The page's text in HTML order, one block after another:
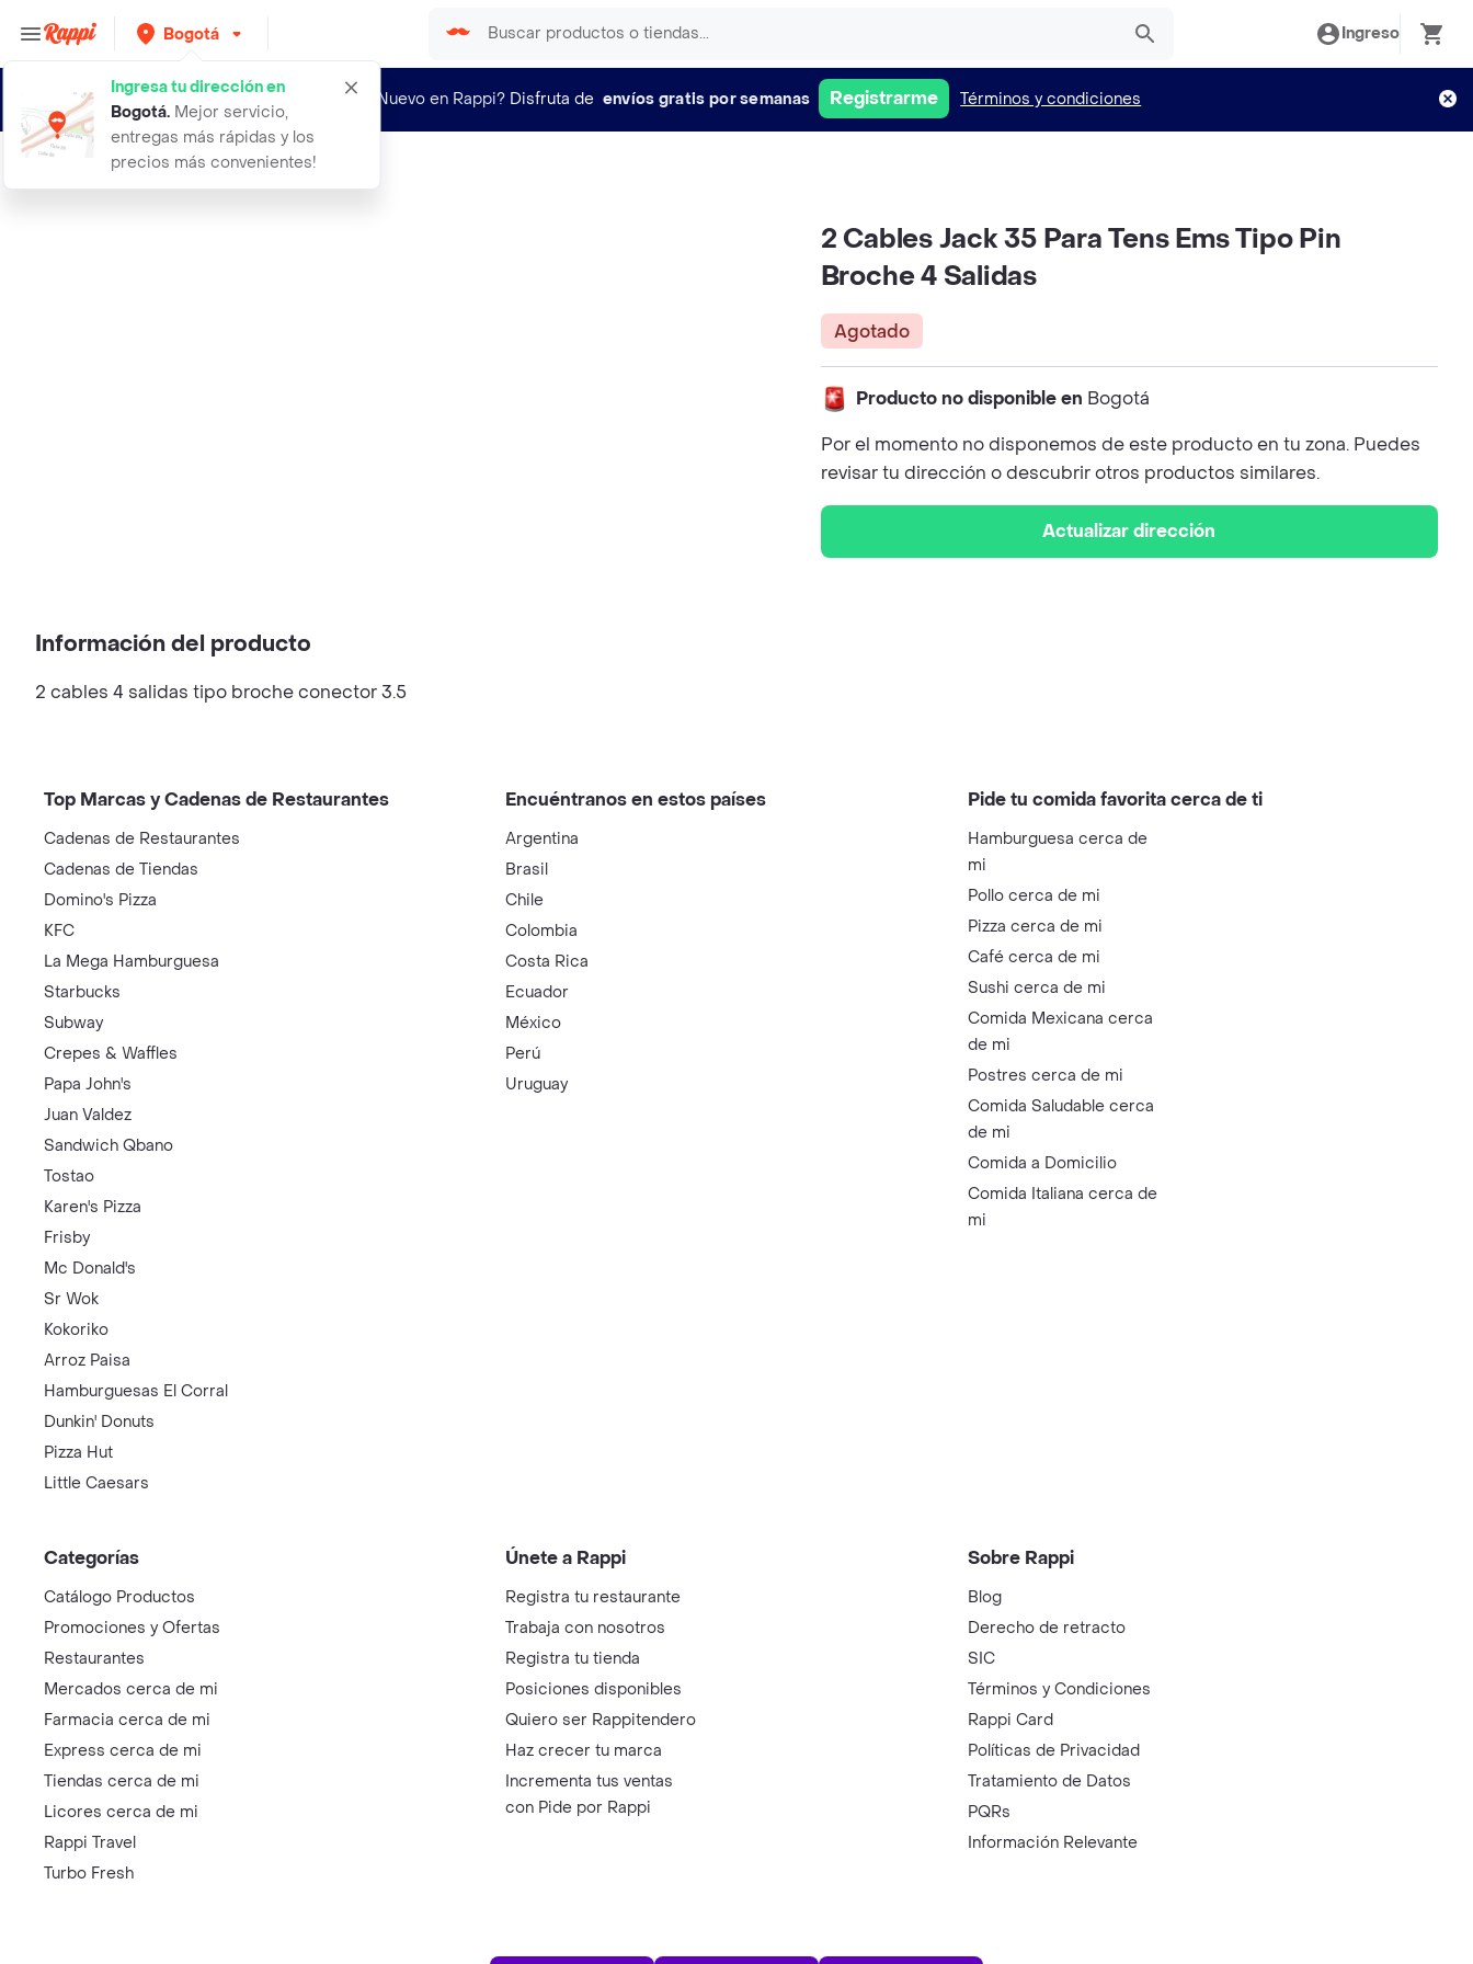
Bogotá
Ingresa tu dirección en
Bogotá. Mejor servicio,
entregas más rápidas y los
precios más convenientes!
Ingreso
¿Nuevo en Rappi? Disfruta de envíos gratis por semanas Registrarme Términos y condiciones
2 cables jack 35 para tens ems tipo
2 Cables Jack 35 Para Tens Ems Tipo Pin
Broche 4 Salidas
Agotado
Producto no disponible en Bogotá
Por el momento no disponemos de este producto en tu zona. Puedes
revisar tu dirección o descubrir otros productos similares.
Actualizar dirección
Información del producto
2 cables 4 salidas tipo broche conector 3.5
Top Marcas y Cadenas de Restaurantes
Cadenas de Restaurantes
Cadenas de Tiendas
Domino's Pizza
KFC
La Mega Hamburguesa
Starbucks
Subway
Crepes & Waffles
Papa John's
Juan Valdez
Sandwich Qbano
Tostao
Karen's Pizza
Frisby
Mc Donald's
Sr Wok
Kokoriko
Arroz Paisa
Hamburguesas El Corral
Dunkin' Donuts
Pizza Hut
Little Caesars
Encuéntranos en estos países
Argentina
Brasil
Chile
Colombia
Costa Rica
Ecuador
México
Perú
Uruguay
Pide tu comida favorita cerca de ti
Hamburguesa cerca de
mi
Pollo cerca de mi
Pizza cerca de mi
Café cerca de mi
Sushi cerca de mi
Comida Mexicana cerca
de mi
Postres cerca de mi
Comida Saludable cerca
de mi
Comida a Domicilio
Comida Italiana cerca de
mi
Categorías
Catálogo Productos
Promociones y Ofertas
Restaurantes
Mercados cerca de mi
Farmacia cerca de mi
Express cerca de mi
Tiendas cerca de mi
Licores cerca de mi
Rappi Travel
Turbo Fresh
Únete a Rappi
Registra tu restaurante
Trabaja con nosotros
Registra tu tienda
Posiciones disponibles
Quiero ser Rappitendero
Haz crecer tu marca
Incrementa tus ventas
con Pide por Rappi
Sobre Rappi
Blog
Derecho de retracto
SIC
Términos y Condiciones
Rappi Card
Políticas de Privacidad
Tratamiento de Datos
PQRs
Información Relevante